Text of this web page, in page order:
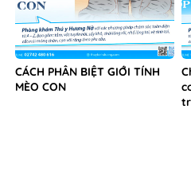
CÁCH PHÂN BIỆT GIỚI TÍNH
MÈO CON